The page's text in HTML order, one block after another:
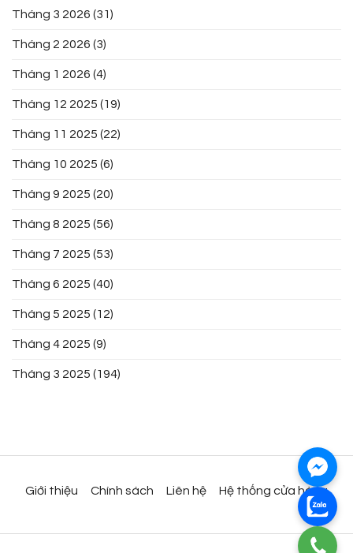
Tháng 3 2026 (31)
Tháng 2 2026 (3)
Tháng 1 2026 (4)
Tháng 12 2025 (19)
Tháng 11 2025 (22)
Tháng 10 2025 (6)
Tháng 9 2025 (20)
Tháng 8 2025 (56)
Tháng 7 2025 (53)
Tháng 6 2025 (40)
Tháng 5 2025 (12)
Tháng 4 2025 (9)
Tháng 3 2025 (194)
Giới thiệu Chính sách Liên hệ Hệ thống cửa hàng